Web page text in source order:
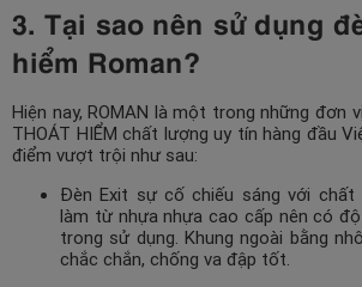
3. Tại sao nên sử dụng
hiểm Roman?
Hiện nay, ROMAN là một trong những đơn
THOÁT HIỂM chất lượng uy tín hàng đầu
điểm vượt trội như sau:
Đèn Exit sự cố chiếu sáng với chất
làm từ nhựa nhựa cao cấp nên có
trong sử dụng. Khung ngoài bằng
chắc chắn, chống va đập tốt.